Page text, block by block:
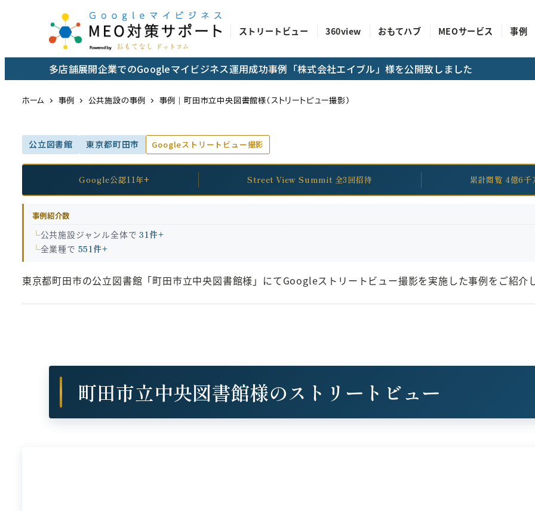
ン
ストリートビュー 360view おもてハブ MEOサービス 事例
多店舗展開企業でのGoogleマイビジネス運用成功事例「株式会社エイブル」様を公開致しました
ホーム 事例 公共施設の事例 事例｜町田市立中央図書館様（ストリートビュー撮影）
公立図書館 東京都町田市 Googleストリートビュー撮影
Google公認11年+ Street View Summit 全3回招待 累計閲覧 4億6千
事例紹介数
公共施設ジャンル全体で31件+
全業種で 551件+
東京都町田市の公立図書館「町田市立中央図書館様」にてGoogleストリートビュー撮影を実施した事例をご紹介
町田市立中央図書館様のストリートビュー